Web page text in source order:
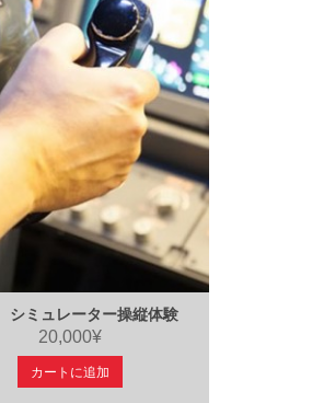
ミュレーター操縦体験
20,000¥
カートに追加